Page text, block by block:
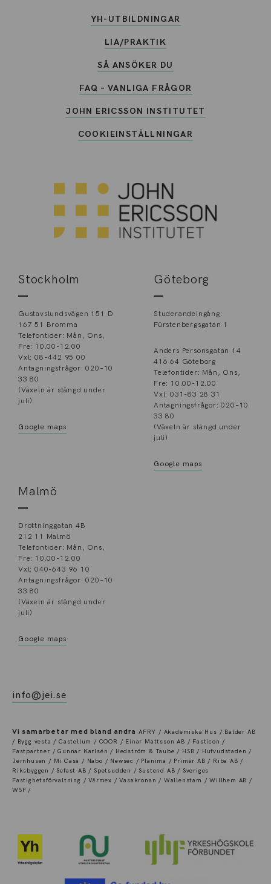
YH-UTBILDNINGAR
LIA/PRAKTIK
SÅ ANSÖKER DU
FAQ – VANLIGA FRÅGOR
JOHN ERICSSON INSTITUTET
COOKIEINSTÄLLNINGAR
Stockholm
Gustavslundsvägen 151 D
167 51 Bromma
Telefontider: Mån, Ons,
Fre: 10.00-12.00
Vxl: 08–442 95 00
Antagningsfrågor: 020–10
33 80
(Växeln är stängd under
juli)
Google maps
Göteborg
Studerandeingång:
Fürstenbergsgatan 1
Anders Personsgatan 14
416 64 Göteborg
Telefontider: Mån, Ons,
Fre: 10.00-12.00
Vxl: 031-83 28 31
Antagningsfrågor: 020–10
33 80
(Växeln är stängd under
juli)
Google maps
Malmö
Drottninggatan 4B
212 11 Malmö
Telefontider: Mån, Ons,
Fre: 10.00-12.00
Vxl: 040-643 96 10
Antagningsfrågor: 020–10
33 80
(Växeln är stängd under
juli)
Google maps
info@jei.se
Vi samarbetar med bland andra AFRY / Akademiska Hus / Balder AB
/ Bygg vesta / Castellum / COOR / Einar Mattsson AB / Fasticon /
Fastpartner / Gunnar Karlsén / Hedström & Taube / HSB / Hufvudstaden /
Jernhusen / Mi Casa / Nabo / Newsec / Planima / Primär AB / Riba AB /
Riksbyggen / Sefast AB / Spetsudden / Sustend AB / Sveriges
Fastighetsförvaltning / Värmex / Vasakronan / Wallenstam / Willhem AB /
WSP /